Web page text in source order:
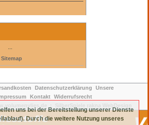
...
Sitemap
Datenschutzerklärung
Unsere
Kontakt
Widerrufsrecht
uns bei der Bereitstellung unserer Dienste
Durch die weitere Nutzung unseres